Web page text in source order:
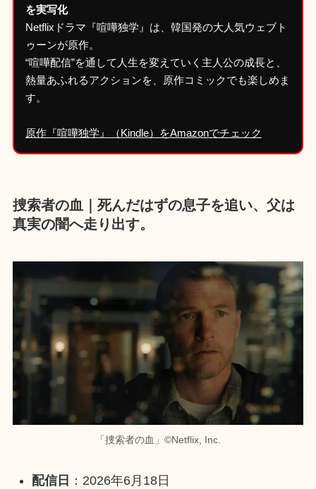
を実写化
Netflixドラマ『喧嘩独学』は、韓国発の大人気ウェブト
ゥーンが原作。
“喧嘩配信”を通して人生を変えていく主人公の成長と、
熱量あふれるアクションを、原作コミックでも楽しめま
す。
原作『喧嘩独学』（Kindle）をAmazonでチェック
捜索者の血｜死んだはずの息子を追い、父は
真実の闇へ走り出す。
「捜索者の血」©︎Netflix, Inc.
配信日 ：2026年6月18日